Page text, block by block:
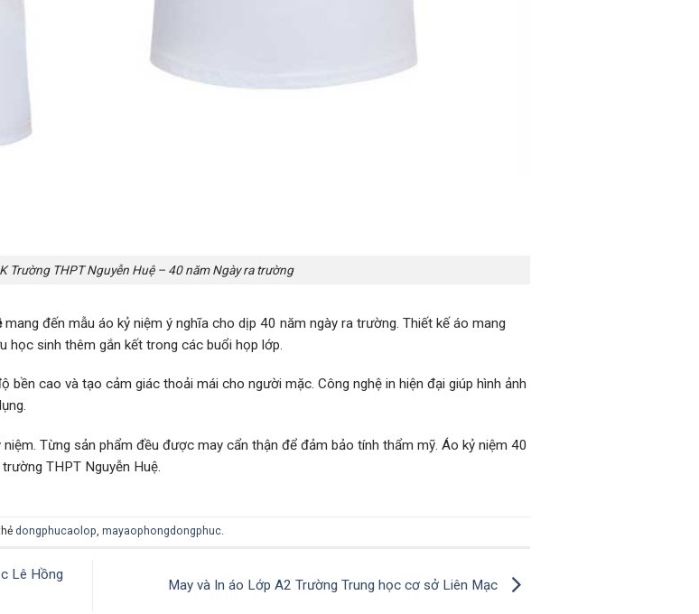
Trường THPT Nguyễn Huệ – 40 năm Ngày ra trường
mang đến mẫu áo kỷ niệm ý nghĩa cho dịp 40 năm ngày ra trường. Thiết kế áo mang
học sinh thêm gắn kết trong các buổi họp lớp.
bền cao và tạo cảm giác thoải mái cho người mặc. Công nghệ in hiện đại giúp hình ảnh
Từng sản phẩm đều được may cẩn thận để đảm bảo tính thẩm mỹ. Áo kỷ niệm 40
THPT Nguyễn Huệ.
dongphucaolop mayaophongdongphuc
Lê Hồng
May và In áo Lớp A2 Trường Trung học cơ sở Liên Mạc